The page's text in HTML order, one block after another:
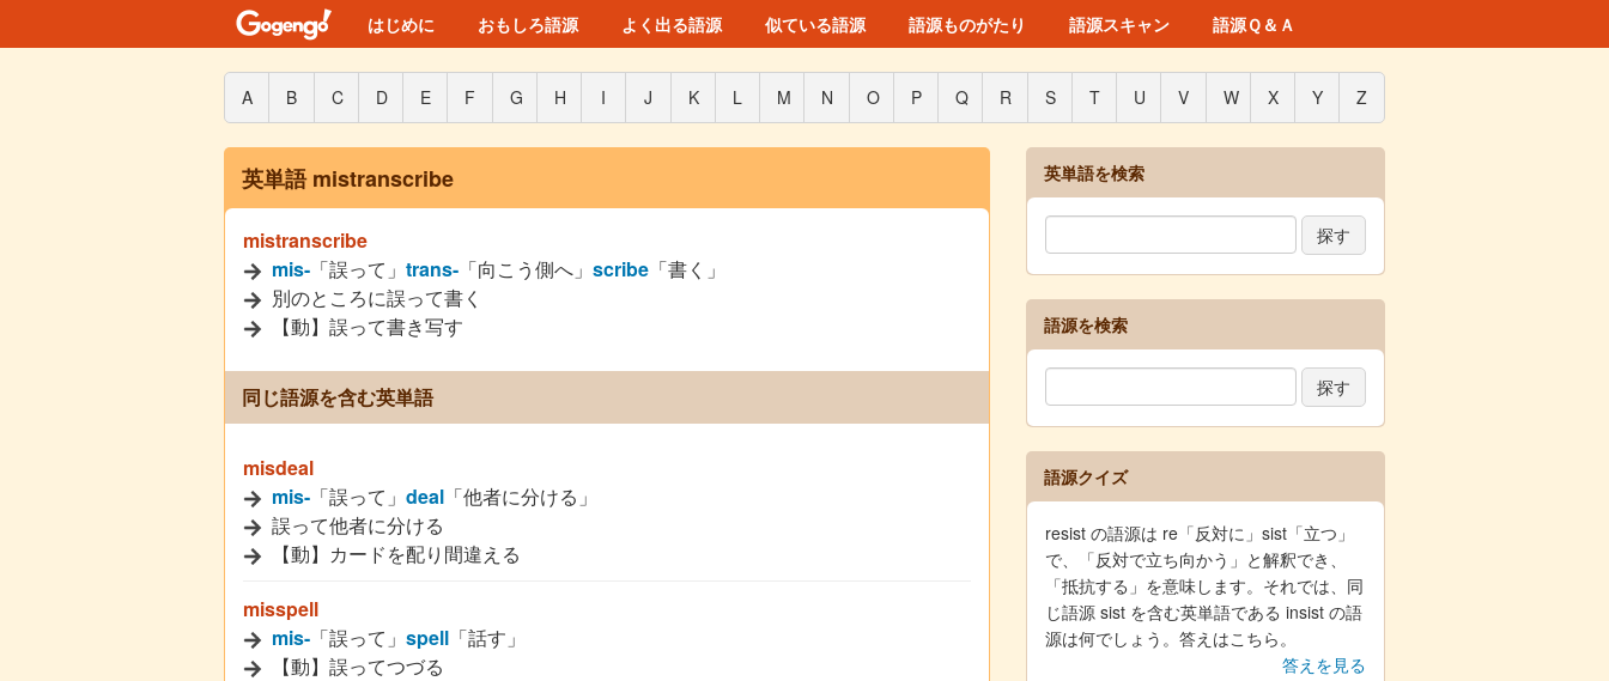
はじめに おもしろ語源 よく出る語源 似ている語源 語源ものがたり 語源スキャン 語源Ｑ＆Ａ
A B C D E F G H I J K L M N O P Q R S T U V W X Y Z
英単語 mistranscribe
mistranscribe
mis- 「誤って」 trans- 「向こう側へ」 scribe 「書く」
別のところに誤って書く
【動】誤って書き写す
同じ語源を含む英単語
misdeal
mis- 「誤って」 deal 「他者に分ける」
誤って他者に分ける
【動】カードを配り間違える
misspell
mis- 「誤って」 spell 「話す」
【動】誤ってつづる
英単語を検索
語源を検索
語源クイズ
resist の語源は re「反対に」sist「立つ」
で、「反対で立ち向かう」と解釈でき、
「抵抗する」を意味します。それでは、同
じ語源 sist を含む英単語である insist の語
源は何でしょう。答えはこちら。
答えを見る